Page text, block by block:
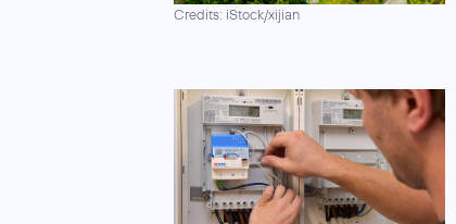
Credits: iStock/xijian